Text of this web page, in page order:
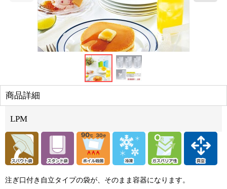
商品詳細
LPM
注ぎ口付き自立タイプの袋が、そのまま容器になります。